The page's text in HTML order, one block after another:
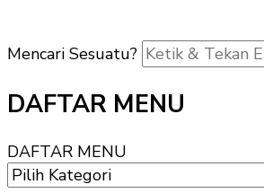
Mencari Sesuatu?
DAFTAR MENU
DAFTAR MENU